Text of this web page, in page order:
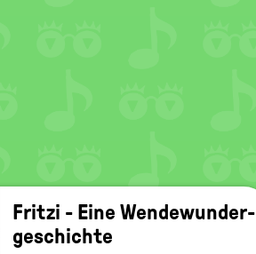
Frit­zi - Eine Wen­de­wun­der­
ge­schich­te